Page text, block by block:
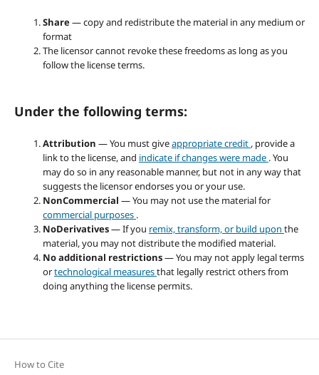
Share— copy and redistribute the material in any medium or
format
The licensor cannot revoke these freedoms as long as you
follow the license terms.
Under the following terms:
Attribution — You must giveappropriate credit , provide a
link to the license, and indicate if changes were made . You
may do so in any reasonable manner, but not in any way that
suggests the licensor endorses you or your use.
NonCommercial — You may not use the material for
commercial purposes .
NoDerivatives— If you remix, transform, or build upon the
material, you may not distribute the modified material.
No additional restrictions— You may not apply legal terms
ortechnological measuresthat legally restrict others from
doing anything the license permits.
How to Cite